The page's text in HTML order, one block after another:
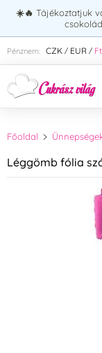
☀️🔥 Tájékoztatjuk
Pénznem: CZK / EUR / Ft
Adja meg a
Főoldal
Léggömb fólia